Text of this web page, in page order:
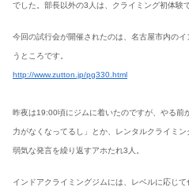
でした。部長以外の3人は、クライミング初体験で
今回の試行会が開催されたのは、名古屋市内の
うところです。
http://www.zutton.jp/pg330.html
昨夜は19:00頃にジムに着いたのですが、やる前
力がなくなってるし」とか、レンタルクライミ
弱気な発言を繰り返すアホたれ3人。
インドアクライミングジムには、レベルに応じ